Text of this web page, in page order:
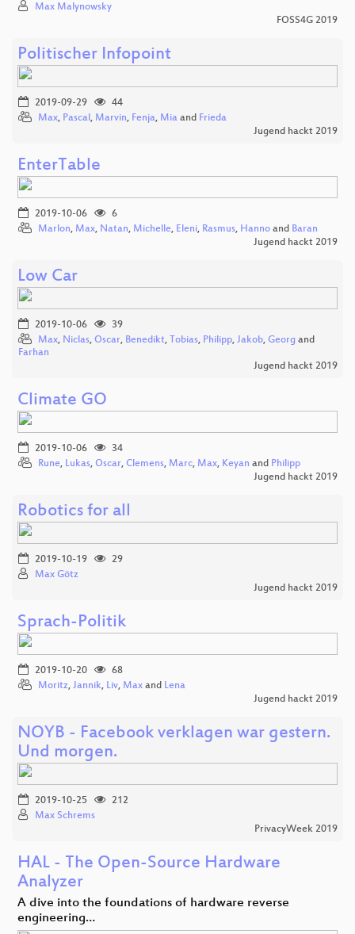
Max Malynowsky
FOSS4G 2019
Politischer Infopoint
2019-09-29
44
Max, Pascal , Marvin, Fenja, Mia and Frieda
Jugend hackt 2019
EnterTable
2019-10-06
6
Marlon, Max, Natan, Michelle, Eleni, Rasmus, Hanno and Baran
Jugend hackt 2019
Low Car
2019-10-06
39
Max, Niclas, Oscar, Benedikt, Tobias, Philipp, Jakob, Georg and
Farhan
Jugend hackt 2019
Climate GO
2019-10-06
34
Rune, Lukas, Oscar, Clemens, Marc, Max, Keyan and Philipp
Jugend hackt 2019
Robotics for all
2019-10-19
29
Max Götz
Jugend hackt 2019
Sprach-Politik
2019-10-20
68
Moritz, Jannik, Liv, Max and Lena
Jugend hackt 2019
NOYB - Facebook verklagen war gestern.
Und morgen.
2019-10-25
212
Max Schrems
PrivacyWeek 2019
HAL - The Open-Source Hardware
Analyzer
A dive into the foundations of hardware reverse
engineering…